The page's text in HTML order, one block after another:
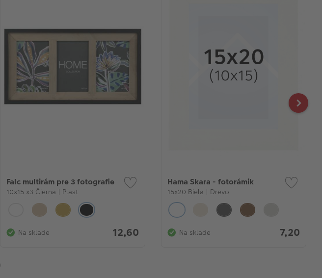
Falc multirám pre 3 fotografie
10x15 x3 Čierna | Plast
Na sklade 12,60
Hama Skara - fotorámik
15x20 Biela | Drevo
Na sklade 7,20